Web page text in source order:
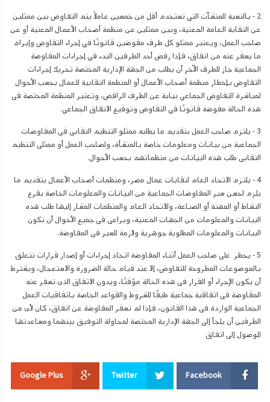
2 - بالنسبة للمنشآت التي تستخدم أقل من خمسين عاملاً يتم التفاوض بين ممثلين
عن النقابة العامة المعنية، وبين ممثلين عن منظمة أصحاب الأعمال المعنية أو عن
صاحب العمل، ويعتبر ممثلو كل طرف مفوضين قانونًا في إجراء التفاوض وإبرام
ما يسفر عنه من اتفاق، فإذا رفض أحد الطرفين البدء في إجراءات المفاوضة
الجماعية جاز للطرف الآخر أن يطلب من الجهة الإدارية المختصة تحريك إجراءات
التفاوض بإخطار منظمة أصحاب الأعمال أو المنظمة النقابية للعمال بحسب الأحوال
لمباشرة التفاوض الجماعي نيابة عن الطرف الرافض، وتعتبر المنظمة المختصة فى
هذه الحالة مفوضة قانونًا في التفاوض وتوقيع الاتفاق الجماعي.
3 - يلتزم صاحب العمل بتقديم ما يطلبه ممثلو التنظيم النقابى فى المفاوضات
الجماعية من بيانات ومعلومات خاصة بالمنشأة، ولصاحب العمل أو ممثلى التنظيم
النقابى طلب هذه البيانات من منظماتهم بحسب الأحوال.
4 - يلتزم الاتحاد العام لنقابات عمال مصر، ومنظمات أصحاب الأعمال بتقديم ما
يلزم لحسن سير المفاوضات الجماعية من البيانات والمعلومات الخاصة بفرع
النشاط أو المهنة أو الصناعة، وللاتحاد العام والمنظمات المشار إليها طلب هذه
البيانات والمعلومات من الجهات المعنية، ويراعى فى جميع الأحوال أن تكون
البيانات والمعلومات المطلوبة جوهرية ولازمة للسير فى المفاوضة.
5 - يحظر على صاحب العمل أثناء المفاوضة اتخاذ إجراءات أو إصدار قرارات تتعلق
بالموضوعات المطروحة للتفاوض، إلا عند قيام حالة الضرورة والاستعجال، ويشترط
أن يكون الإجراء أو القرار فى هذه الحالة مؤقتًا، ويدون الاتفاق الذى تسفر عنه
المفاوضة فى اتفاقية جماعية طبقًا للشروط والقواعد الخاصة باتفاقيات العمل
الجماعية الواردة فى هذا القانون، فإذا لم تسفر المفاوضة عن اتفاق، كان لأى من
الطرفين أن يلجأ إلى الجهة الإدارية المختصة لمحاولة التوفيق بينهما ومساعدتها
للوصول إلى اتفاق
Facebook
Twitter
Google Plus